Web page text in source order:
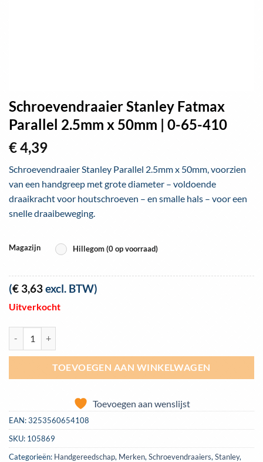
Schroevendraaier Stanley Fatmax
Parallel 2.5mm x 50mm | 0-65-410
€4,39
Schroevendraaier Stanley Parallel 2.5mm x 50mm, voorzien
van een handgreep met grote diameter – voldoende
draaikracht voor houtschroeven – en smalle hals – voor een
snelle draaibeweging.
Magazijn Hillegom (0 op voorraad)
(€ 3,63excl. BTW)
Uitverkocht
TOEVOEGEN AAN WINKELWAGEN
Toevoegen aan wenslijst
EAN:3253560654108
SKU: 105869
Categorieën: Handgereedschap, Merken, Schroevendraaiers, Stanley,